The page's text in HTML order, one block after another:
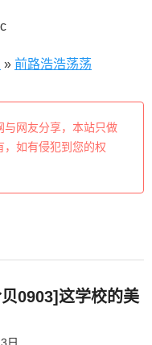
» 前路浩浩荡荡
与网友分享，本站只做
，如有侵犯到您的权
0903]这学校的美
日